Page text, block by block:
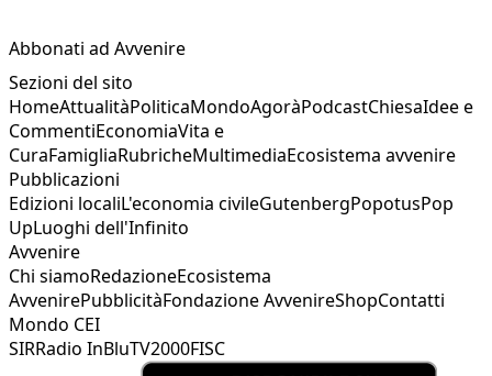
Abbonati ad Avvenire
Sezioni del sito
HomeAttualitàPoliticaMondoAgoràPodcastChiesaIdee e
CommentiEconomiaVita e
CuraFamigliaRubricheMultimediaEcosistema avvenire
Pubblicazioni
Edizioni localiL'economia civileGutenbergPopotusPop
UpLuoghi dell'Infinito
Avvenire
Chi siamoRedazioneEcosistema
AvvenirePubblicitàFondazione AvvenireShopContatti
Mondo CEI
SIRRadio InBluTV2000FISC